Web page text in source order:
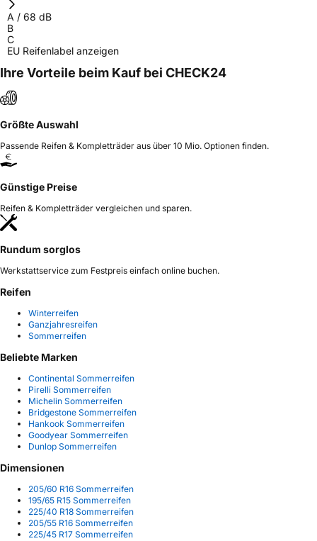
A / 68 dB
B
C
EU Reifenlabel anzeigen
Ihre Vorteile beim Kauf bei CHECK24
Größte Auswahl
Passende Reifen & Kompletträder aus über 10 Mio. Optionen finden.
Günstige Preise
Reifen & Kompletträder vergleichen und sparen.
Rundum sorglos
Werkstattservice zum Festpreis einfach online buchen.
Reifen
Winterreifen
Ganzjahresreifen
Sommerreifen
Beliebte Marken
Continental Sommerreifen
Pirelli Sommerreifen
Michelin Sommerreifen
Bridgestone Sommerreifen
Hankook Sommerreifen
Goodyear Sommerreifen
Dunlop Sommerreifen
Dimensionen
205/60 R16 Sommerreifen
195/65 R15 Sommerreifen
225/40 R18 Sommerreifen
205/55 R16 Sommerreifen
225/45 R17 Sommerreifen